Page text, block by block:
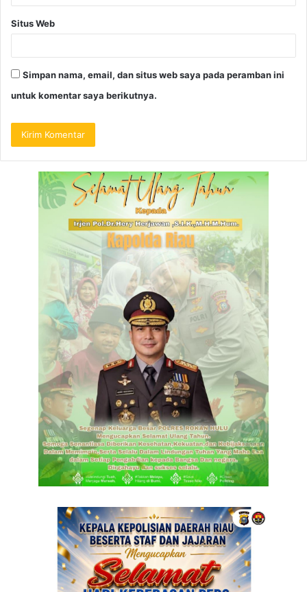
Situs Web
Simpan nama, email, dan situs web saya pada peramban ini
untuk komentar saya berikutnya.